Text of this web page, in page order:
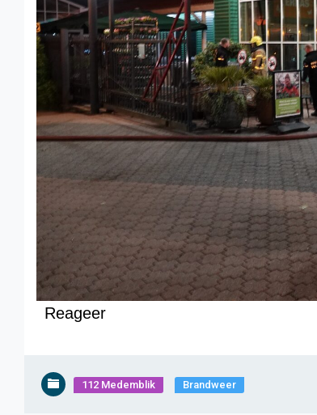
Reageer
112 Medemblik Brandweer